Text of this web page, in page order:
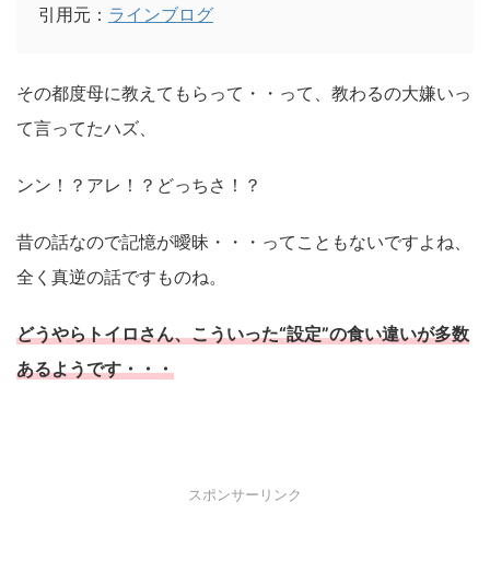
引用元： ラインブログ
その都度母に教えてもらって・・って、教わるの大嫌いっ
て言ってたハズ、
ンン！？アレ！？どっちさ！？
昔の話なので記憶が曖昧・・・ってこともないですよね、
全く真逆の話ですものね。
どうやらトイロさん、こういった“設定”の食い違いが多数
あるようです・・・
スポンサーリンク